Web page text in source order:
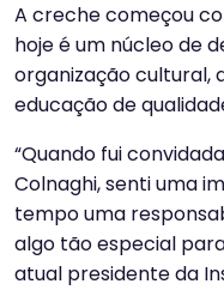
A creche começou
hoje é um núcleo de
organização cultural,
educação de
“Quando fui
Colnaghi, senti uma
tempo uma
algo tão especial
atual presidente da